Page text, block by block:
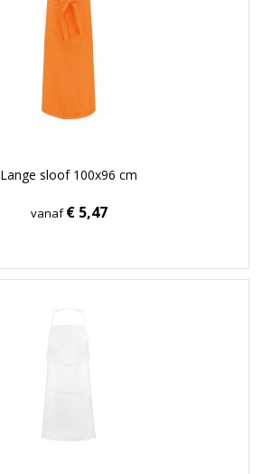
Lange sloof 100x96 cm
vanaf€ 5,47